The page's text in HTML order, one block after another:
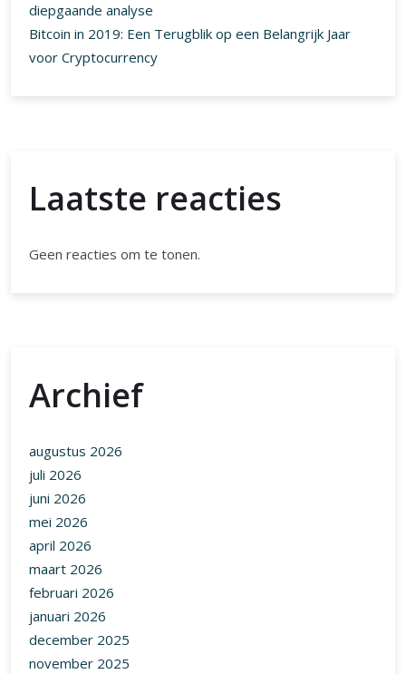
diepgaande analyse
Bitcoin in 2019: Een Terugblik op een Belangrijk Jaar
voor Cryptocurrency
Laatste reacties
Geen reacties om te tonen.
Archief
augustus 2026
juli 2026
juni 2026
mei 2026
april 2026
maart 2026
februari 2026
januari 2026
december 2025
november 2025